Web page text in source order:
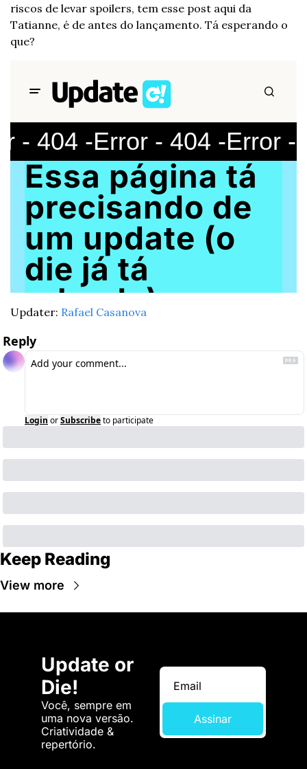
riscos de levar spoilers, tem esse post aqui da
Tatianne, é de antes do lançamento. Tá esperando o
que?
Updater: Rafael Casanova
Reply
Login orSubscribeto participate
Keep Reading
View more
Update or
Die!
Você, sempre em
uma nova versão.
Criatividade &
repertório.
Assinar